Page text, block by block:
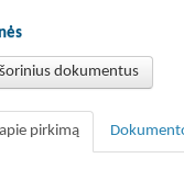
dokumentus
pirkimą